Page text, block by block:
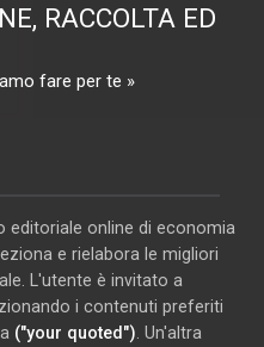
RACCOLTA ED
fare per te »
editoriale online di economia
e rielabora le migliori
L'utente è invitato a
i contenuti preferiti
("your quoted") . Un'altra